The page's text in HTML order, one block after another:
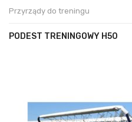
Przyrządy do treningu
PODEST TRENINGOWY H50